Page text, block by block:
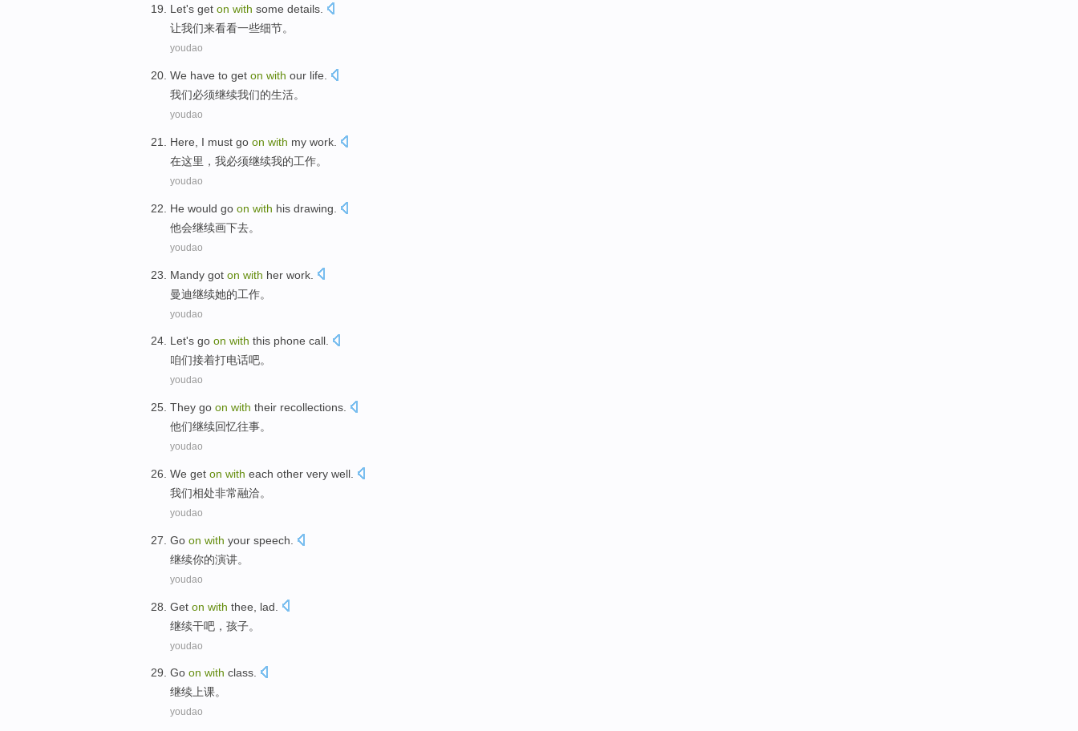
Let's get on with some details.
让我们来看看一些细节。
youdao
We have to get on with our life
我们必须继续我们的生活。
youdao
Here I must go on with my work
在这里 ， 我必须继续我的工作。
youdao
He would go on with his drawing
他会继续画下去。
youdao
Mandy got on with her work
曼迪继续她的工作。
youdao
Let's go on with this phone call.
咱们接着打电话吧。
youdao
They go on with their recollections
他们继续回忆往事。
youdao
We get on with each other very well
我们相处非常融洽。
youdao
Go on with your speech
继续你的演讲。
youdao
Get on with thee, lad
继续干吧， 孩子。
youdao
Go on with class.
继续上课。
youdao